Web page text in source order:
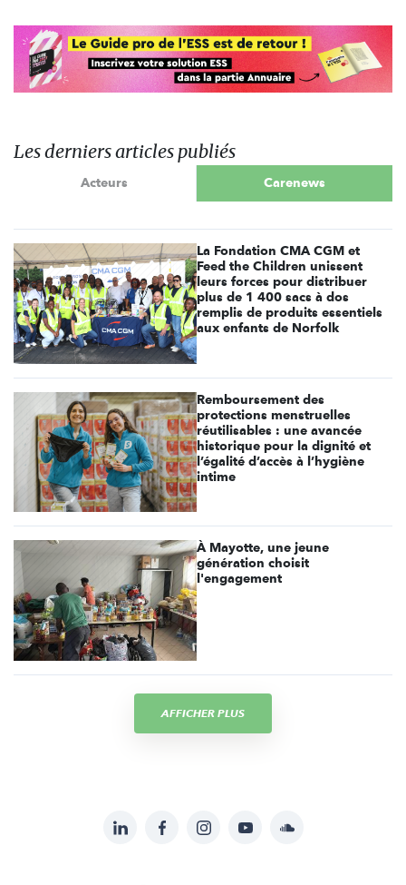
Les derniers articles publiés
Acteurs Carenews
La Fondation CMA CGM et
Feed the Children unissent
leurs forces pour distribuer
plus de 1 400 sacs à dos
remplis de produits essentiels
aux enfants de Norfolk
Remboursement des
protections menstruelles
réutilisables : une avancée
historique pour la dignité et
l’égalité d’accès à l’hygiène
intime
À Mayotte, une jeune
génération choisit
l'engagement
AFFICHER PLUS
LinkedInFacebookInstagramYouTubeSoundcloud